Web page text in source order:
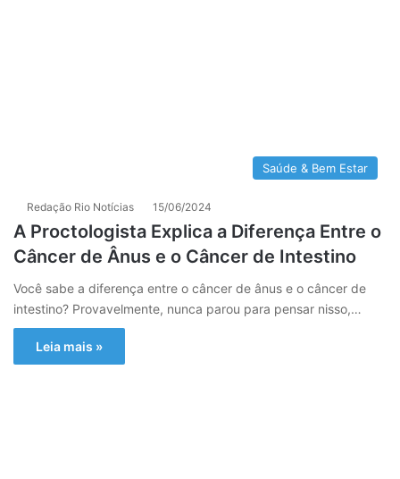
Saúde & Bem Estar
Redação Rio Notícias 15/06/2024
A Proctologista Explica a Diferença Entre o
Câncer de Ânus e o Câncer de Intestino
Você sabe a diferença entre o câncer de ânus e o câncer de
intestino? Provavelmente, nunca parou para pensar nisso,…
Leia mais »